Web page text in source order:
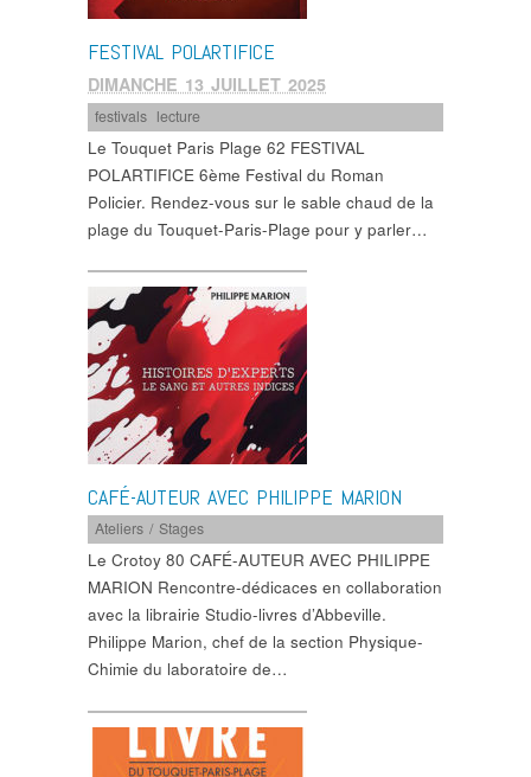
FESTIVAL POLARTIFICE
DIMANCHE 13 JUILLET 2025
festivals lecture
Le Touquet Paris Plage 62 FESTIVAL
POLARTIFICE 6ème Festival du Roman
Policier. Rendez-vous sur le sable chaud de la
plage du Touquet-Paris-Plage pour y parler…
CAFÉ-AUTEUR AVEC PHILIPPE MARION
Ateliers / Stages
Le Crotoy 80 CAFÉ-AUTEUR AVEC PHILIPPE
MARION Rencontre-dédicaces en collaboration
avec la librairie Studio-livres d’Abbeville.
Philippe Marion, chef de la section Physique-
Chimie du laboratoire de…